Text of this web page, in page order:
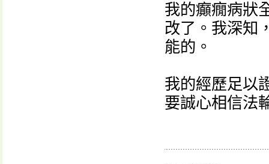
我的癲癇病狀
改了。我深知
能的。
我的經歷足以
要誠心相信法